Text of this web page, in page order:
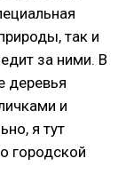
так и
за ними. В
деревья
и
я тут
городской